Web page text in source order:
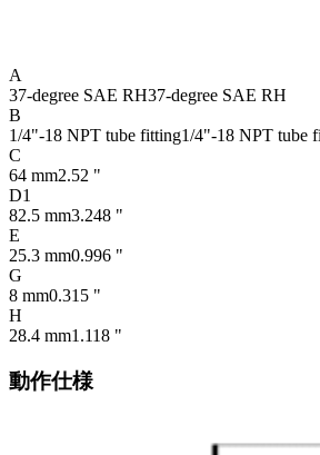
A
37-degree SAE RH37-degree SAE RH
B
1/4"-18 NPT tube fitting1/4"-18 NPT tube
C
64 mm2.52 "
D1
82.5 mm3.248 "
E
25.3 mm0.996 "
G
8 mm0.315 "
H
28.4 mm1.118 "
動作仕様